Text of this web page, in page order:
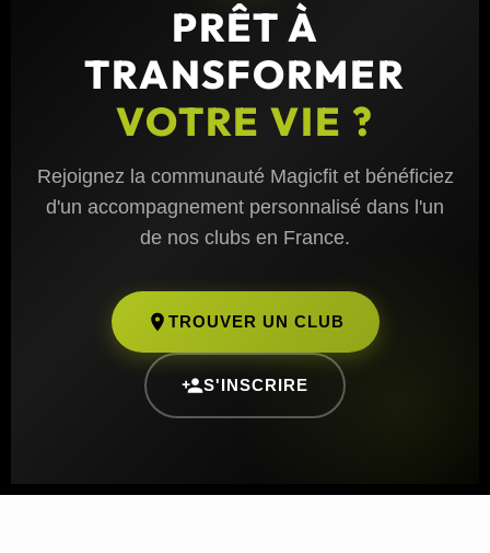
PRÊT À
TRANSFORMER
VOTRE VIE ?
Rejoignez la communauté Magicfit et bénéficiez
d'un accompagnement personnalisé dans l'un
de nos clubs en France.
TROUVER UN CLUB
S'INSCRIRE